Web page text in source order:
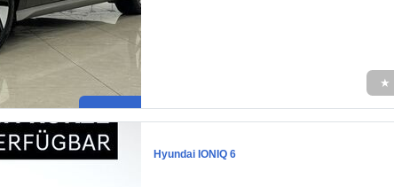
★
Hyundai IONIQ 6